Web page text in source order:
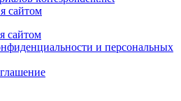
сайтом
сайтом
и персональных